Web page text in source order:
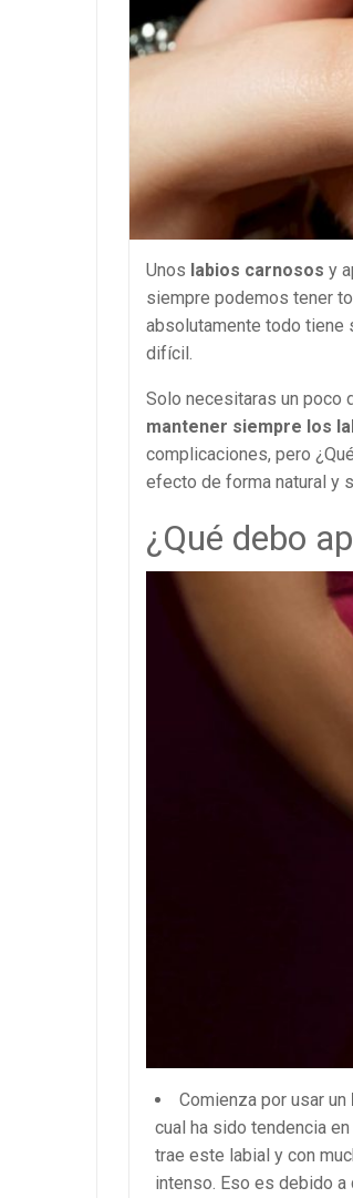
Unos labios carnosos y
siempre podemos tener
absolutamente todo tiene
difícil.
Solo necesitaras un poco
mantener siempre los
complicaciones, pero
efecto de forma natural y
¿Qué debo
Comienza por usar un
cual ha sido tendencia
trae este labial y con
intenso. Eso es debido a